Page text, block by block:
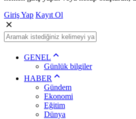
Giriş Yap Kayıt Ol
GENEL
Günlük bilgiler
HABER
Gündem
Ekonomi
Eğitim
Dünya